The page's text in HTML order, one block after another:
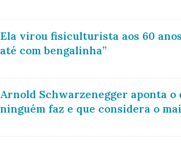
Ela virou fisiculturista aos 60
até com bengalinha”
Arnold Schwarzenegger aponta
ninguém faz e que considera o